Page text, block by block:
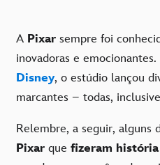
A Pixar sempre foi
inovadoras e emocionantes.
Disney, o estúdio lançou
marcantes – todas,
Relembre, a seguir, alguns
Pixar que fizeram